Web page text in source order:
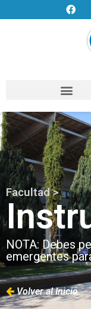
Facultad >
NOTA: Debes
emergentes
Volver al Inicio